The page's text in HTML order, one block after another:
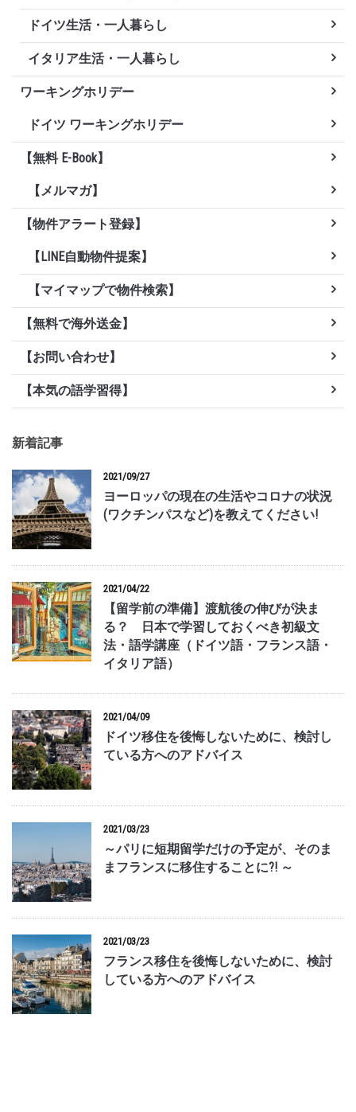
ドイツ生活・一人暮らし
イタリア生活・一人暮らし
ワーキングホリデー
ドイツ ワーキングホリデー
【無料 E-Book】
【メルマガ】
【物件アラート登録】
【LINE自動物件提案】
【マイマップで物件検索】
【無料で海外送金】
【お問い合わせ】
【本気の語学習得】
新着記事
2021/09/27
ヨーロッパの現在の生活やコロナの状況
(ワクチンパスなど)を教えてください!
2021/04/22
【留学前の準備】渡航後の伸びが決ま
る？ 日本で学習しておくべき初級文
法・語学講座（ドイツ語・フランス語・
イタリア語）
2021/04/09
ドイツ移住を後悔しないために、検討し
ている方へのアドバイス
2021/03/23
～パリに短期留学だけの予定が、そのま
まフランスに移住することに?! ～
2021/03/23
フランス移住を後悔しないために、検討
している方へのアドバイス